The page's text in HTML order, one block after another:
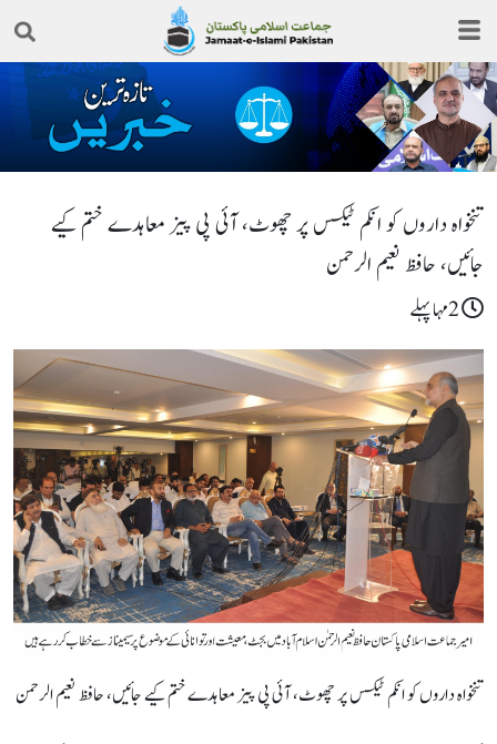
تنخواہ داروں کو انکم ٹیکس پر چھوٹ، آئی پی پیز معاہدے ختم کیے
جائیں، حافظ نعیم الرحمن
تنخواہ داروں کو انکم ٹیکس پر چھوٹ، آئی پی پیز معاہدے ختم کیے جائیں، حافظ نعیم الرحمن